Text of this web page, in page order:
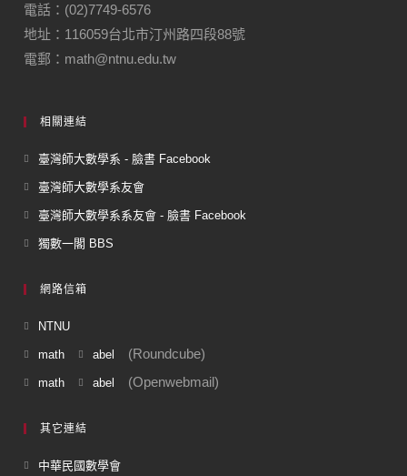
電話：(02)7749-6576
地址：116059台北市汀州路四段88號
電郵：math@ntnu.edu.tw
相關連結
臺灣師大數學系 - 臉書 Facebook
臺灣師大數學系友會
臺灣師大數學系系友會 - 臉書 Facebook
獨數一閣 BBS
網路信箱
NTNU
math abel (Roundcube)
math abel (Openwebmail)
其它連結
中華民國數學會